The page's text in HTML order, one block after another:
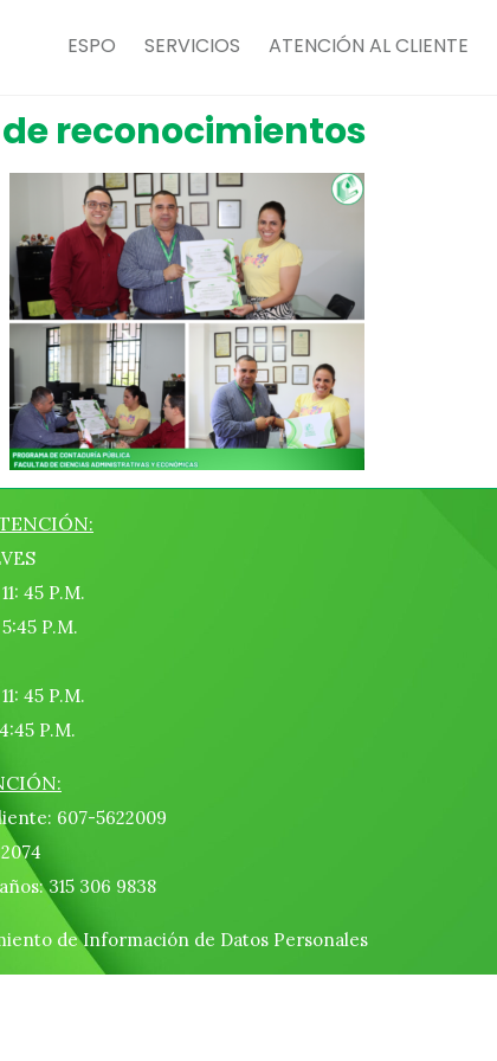
ESPO SERVICIOS ATENCIÓN AL CLIENTE
reconocimientos
45 P.M.
P.M.
45 P.M.
P.M.
607-5622009
315 306 9838
de Información de Datos Personales